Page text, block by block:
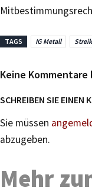
TAGS IG Metall Streik
Keine Kommentare
SCHREIBEN SIE EINEN
Sie müssen
abzugeben.
Mehr